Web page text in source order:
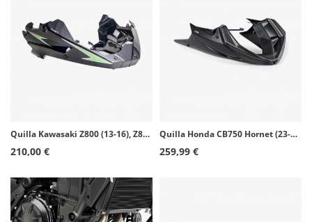
Quilla Kawasaki Z800 (13-16), Z800E (13-16) Puig Símil carbono 6507C
210,00 €
Quilla Honda CB750 Hornet (23-26) Puig Negro mate 21481J
259,99 €